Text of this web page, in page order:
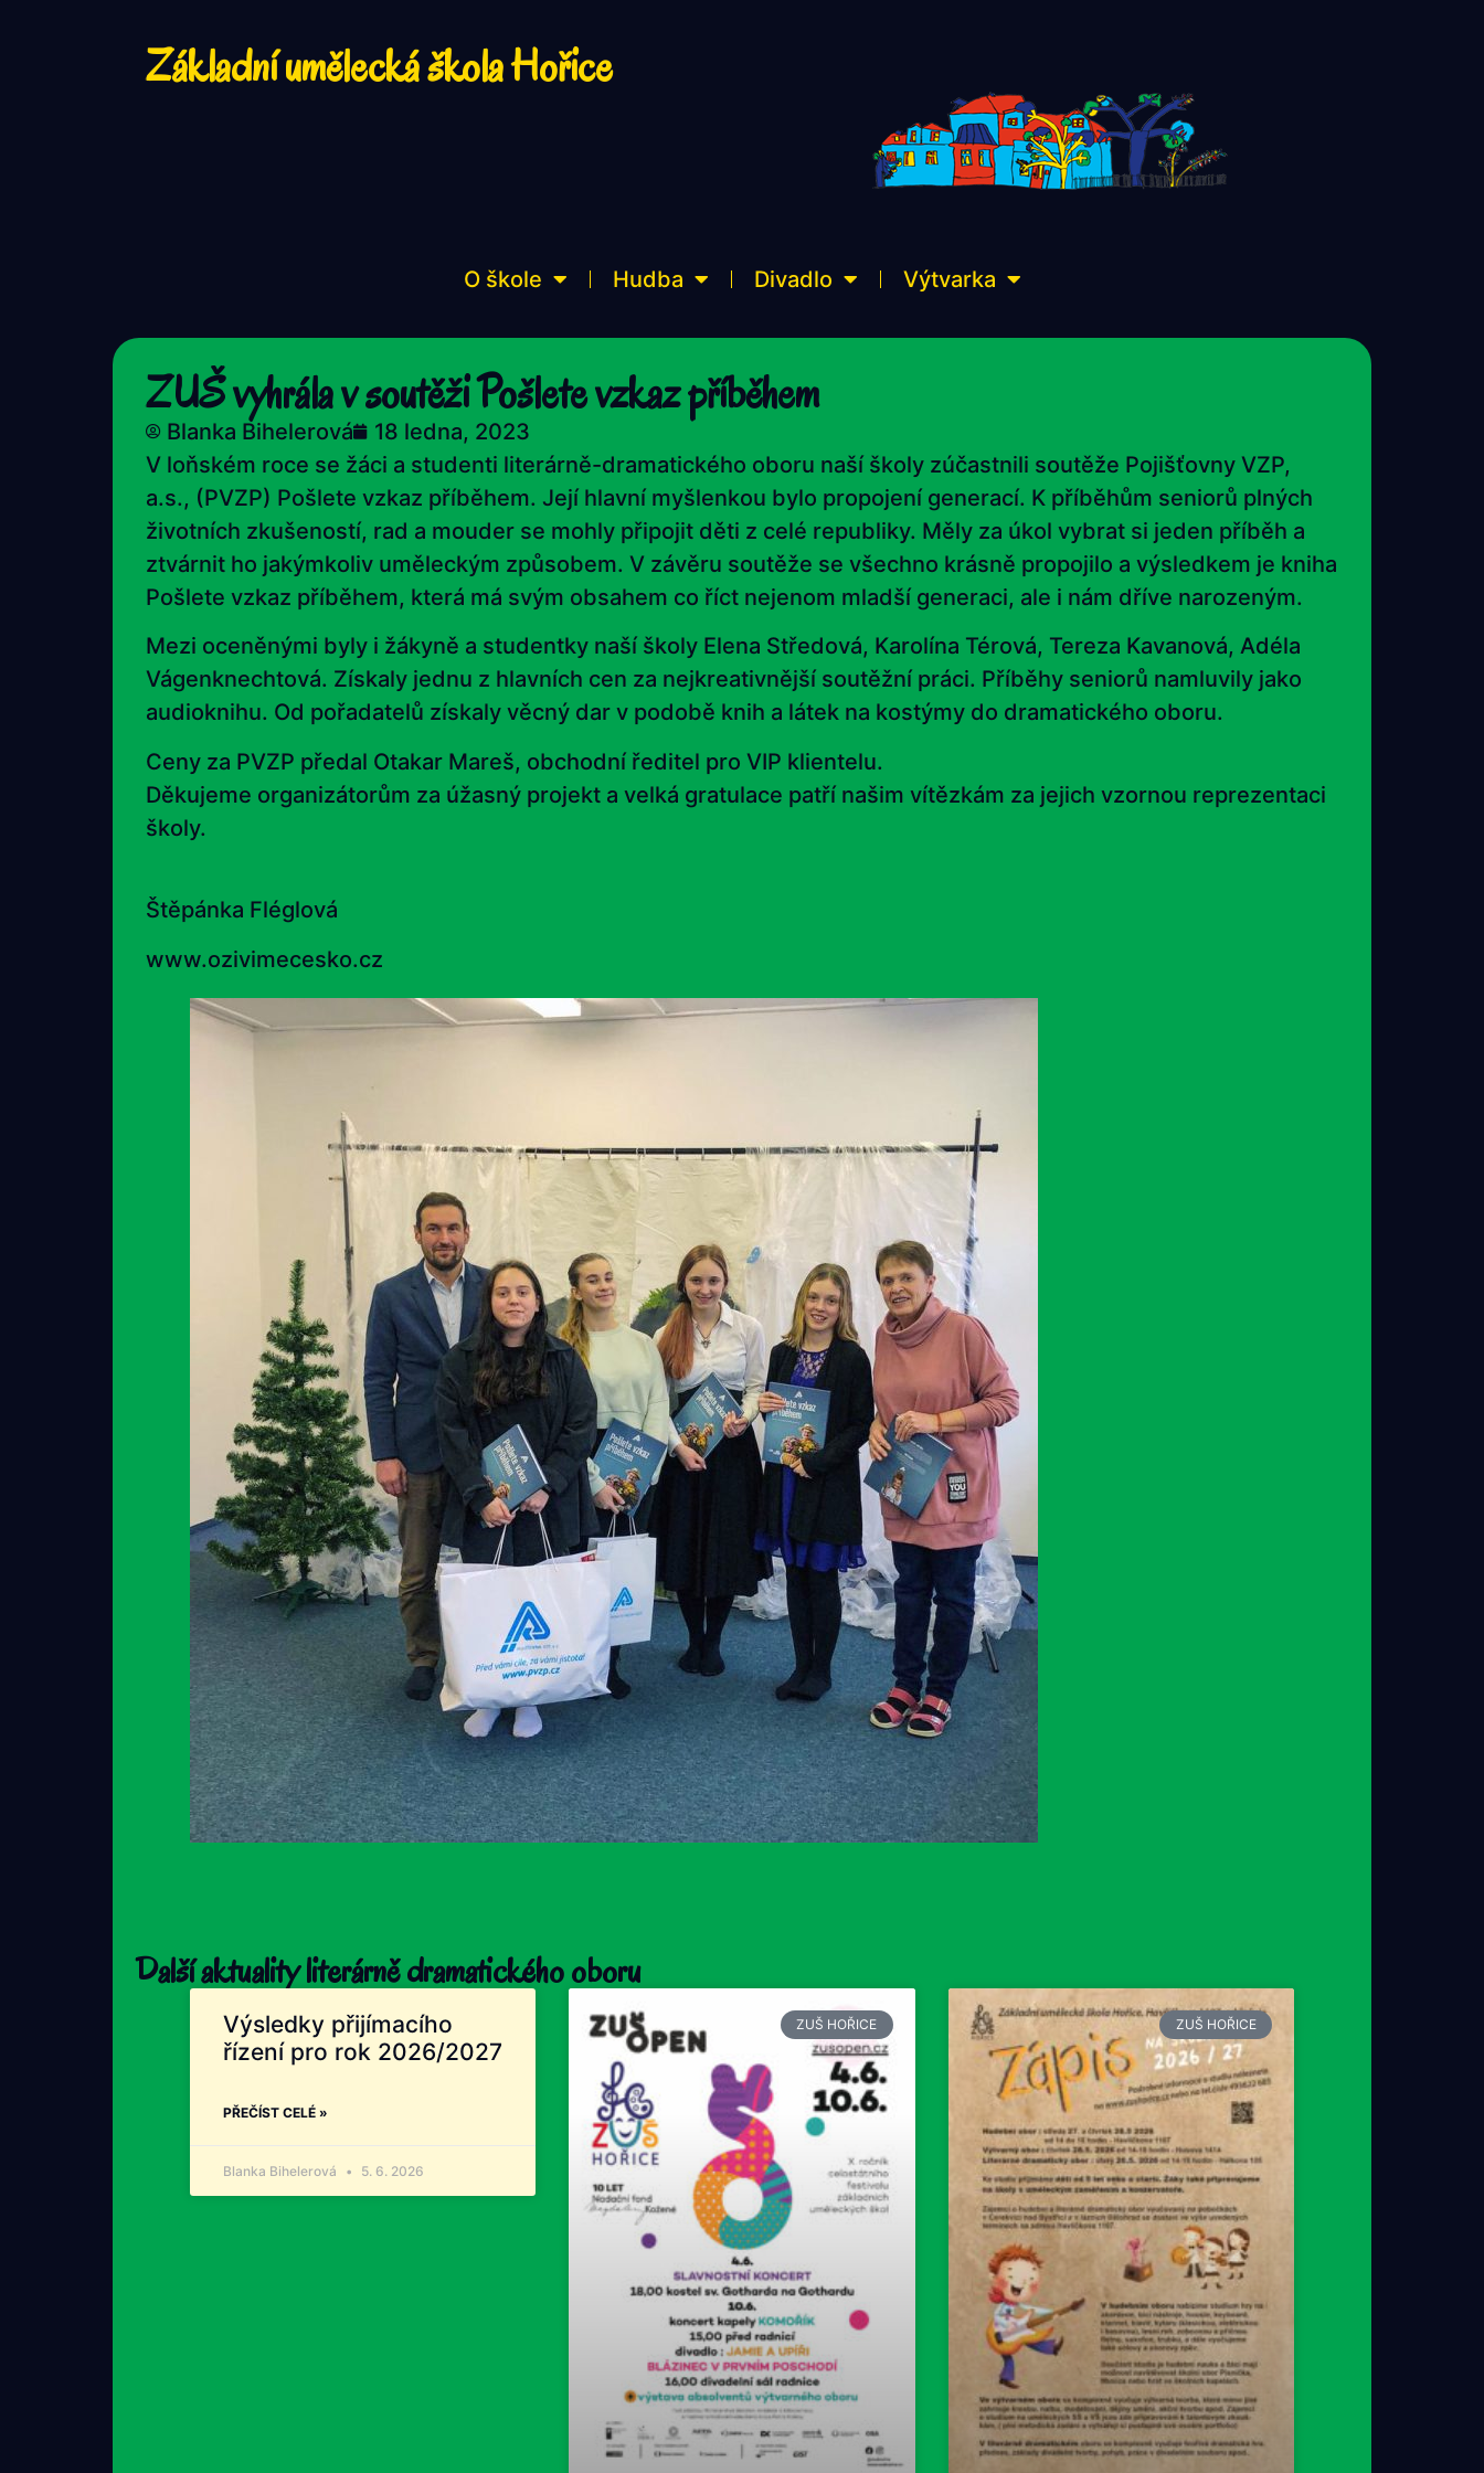
Základní umělecká škola Hořice
O škole Hudba Divadlo Výtvarka
ZUŠ vyhrála v soutěži Pošlete vzkaz příběhem
Blanka Bihelerová
18 ledna, 2023
V loňském roce se žáci a studenti literárně-dramatického oboru naší školy zúčastnili soutěže Pojišťovny VZP,
a.s., (PVZP) Pošlete vzkaz příběhem. Její hlavní myšlenkou bylo propojení generací. K příběhům seniorů plných
životních zkušeností, rad a mouder se mohly připojit děti z celé republiky. Měly za úkol vybrat si jeden příběh a
ztvárnit ho jakýmkoliv uměleckým způsobem. V závěru soutěže se všechno krásně propojilo a výsledkem je kniha
Pošlete vzkaz příběhem, která má svým obsahem co říct nejenom mladší generaci, ale i nám dříve narozeným.
Mezi oceněnými byly i žákyně a studentky naší školy Elena Středová, Karolína Térová, Tereza Kavanová, Adéla
Vágenknechtová. Získaly jednu z hlavních cen za nejkreativnější soutěžní práci. Příběhy seniorů namluvily jako
audioknihu. Od pořadatelů získaly věcný dar v podobě knih a látek na kostýmy do dramatického oboru.
Ceny za PVZP předal Otakar Mareš, obchodní ředitel pro VIP klientelu.
Děkujeme organizátorům za úžasný projekt a velká gratulace patří našim vítězkám za jejich vzornou reprezentaci
školy.
Štěpánka Fléglová
www.ozivimecesko.cz
Další aktuality literárně dramatického oboru
Výsledky přijímacího
řízení pro rok 2026/2027
PŘEČÍST CELÉ »
Blanka Bihelerová 5. 6. 2026
ZUŠ HOŘICE ZUŠ HOŘICE